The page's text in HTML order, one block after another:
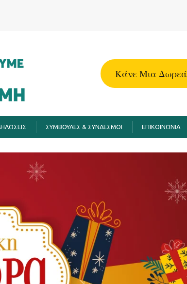
Kάνε Μια Δωρεά
ΣΥΜΒΟΥΛΕΣ & ΣΥΝΔΕΣΜΟΙ EΠΙΚΟΙΝΩΝΙΑ